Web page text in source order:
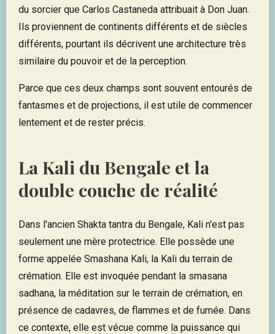
du sorcier que Carlos Castaneda attribuait à Don Juan.
Ils proviennent de continents différents et de siècles
différents, pourtant ils décrivent une architecture très
similaire du pouvoir et de la perception.
Parce que ces deux champs sont souvent entourés de
fantasmes et de projections, il est utile de commencer
lentement et de rester précis.
La Kali du Bengale et la
double couche de réalité
Dans l'ancien Shakta tantra du Bengale, Kali n'est pas
seulement une mère protectrice. Elle possède une
forme appelée Smashana Kali, la Kali du terrain de
crémation. Elle est invoquée pendant la smasana
sadhana, la méditation sur le terrain de crémation, en
présence de cadavres, de flammes et de fumée. Dans
ce contexte, elle est vécue comme la puissance qui